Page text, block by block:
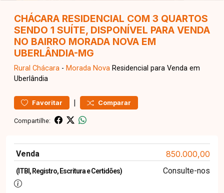
CHÁCARA RESIDENCIAL COM 3 QUARTOS
SENDO 1 SUÍTE, DISPONÍVEL PARA VENDA
NO BAIRRO MORADA NOVA EM
UBERLÂNDIA-MG
Rural Chácara - Morada Nova Residencial para Venda em
Uberlândia
Favoritar | Comparar
Compartilhe:
Venda 850.000,00
(ITBI, Registro, Escritura e Certidões) Consulte-nos